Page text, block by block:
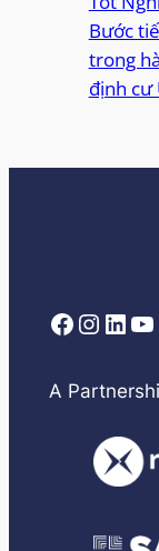
Bước
trong
định cư
Facebook InstagramLinkedIn YouTube
A